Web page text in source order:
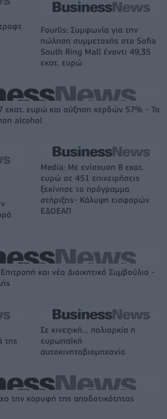
Fourlis: Συμφωνία για την
πώληση συμμετοχής στο Sofia
South Ring Mall έναντι 49,35
εκατ. ευρώ
εκατ. ευρώ και αύξηση κερδών 57% - Τα
alcohol
Media: Με ενίσχυση 8 εκατ.
ευρώ σε 451 επιχειρήσεις
ξεκίνησε το πρόγραμμα
στήριξης- Κάλυψη εισφορών
ΕΔΟΕΑΠ
και νέο Διοικητικό Συμβούλιο -
της
Σε κινεζική… πολιορκία η
ευρωπαϊκή
αυτοκινητοβιομηχανία
την κορυφή της αποδοτικότητας